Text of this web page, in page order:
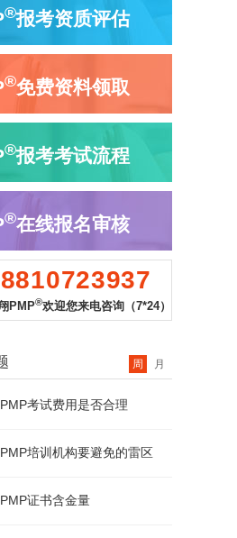
®报考资质评估
®免费资料领取
®报考考试流程
®在线报名审核
PMP®欢迎您来电咨询（7*24）
周 月
考试费用是否合理
培训机构要避免的雷区
证书含金量